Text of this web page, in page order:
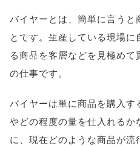
menubar=no,
toolbar=no,
scrollbars=yes'
); return
false;"> シェア
バイヤーとは、簡単に言うと
とです。生産している現場
る商品を客層などを見極め
の仕事です。
バイヤーは単に商品を購入
やどの程度の量を仕入れるか
に、現在どのような商品が流